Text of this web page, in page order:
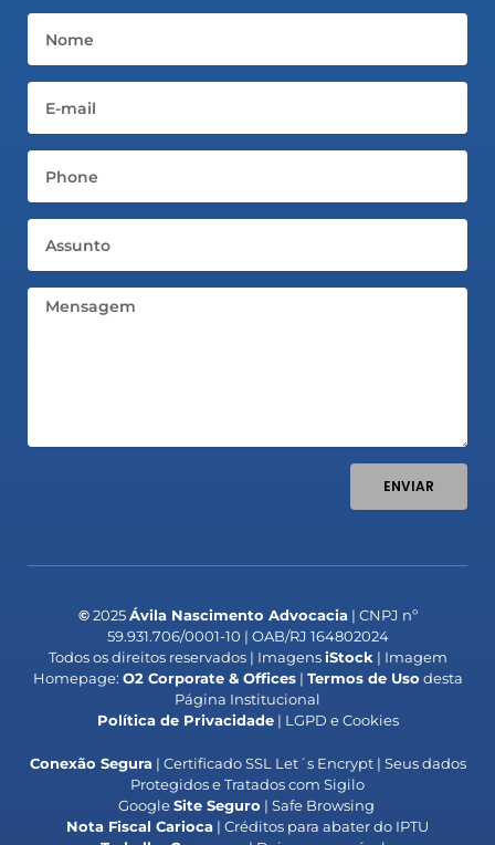
n
Mensagem
ENVIAR
©2025Ávila Nascimento Advocacia| CNPJ nº
59.931.706/0001-10 | OAB/RJ 164802024
Todos os direitos reservados | ImagensiStock | Imagem
Homepage: O2 Corporate & Offices| Termos de Uso desta
Página Institucional
Política de Privacidade| LGPD e Cookies
Conexão Segura| Certificado SSL Let´s Encrypt | Seus dados
Protegidos e Tratados com Sigilo
GoogleSite Seguro | Safe Browsing
Nota Fiscal Carioca | Créditos para abater do IPTU